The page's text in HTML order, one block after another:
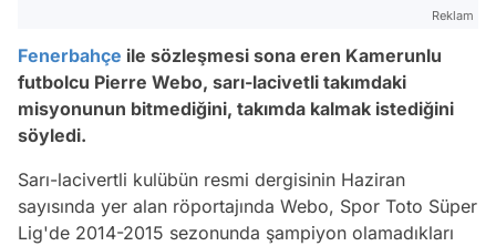
Reklam
Fenerbahçe ile sözleşmesi sona eren Kamerunlu
futbolcu Pierre Webo, sarı-lacivetli takımdaki
misyonunun bitmediğini, takımda kalmak istediğini
söyledi.
Sarı-lacivertli kulübün resmi dergisinin Haziran
sayısında yer alan röportajında Webo, Spor Toto Süper
Lig'de 2014-2015 sezonunda şampiyon olamadıkları